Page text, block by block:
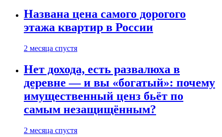
Названа цена самого дорогого
этажа квартир в России
2 месяца спустя
Нет дохода, есть развалюха в
деревне — и вы «богатый»: почему
имущественный ценз бьёт по
самым незащищённым?
2 месяца спустя